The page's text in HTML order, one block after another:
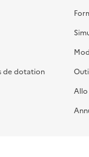
de dotation
Allo